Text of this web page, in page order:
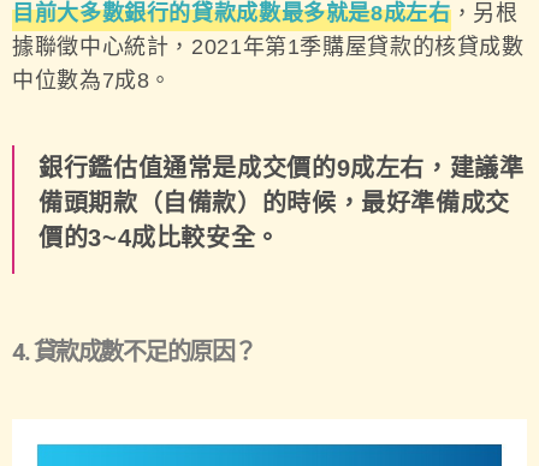
目前大多數銀行的貸款成數最多就是8成左右，另根
據聯徵中心統計，2021年第1季購屋貸款的核貸成數
中位數為7成8。
銀行鑑估值通常是成交價的9成左右，建議準
備頭期款（自備款）的時候，最好準備成交
價的3~4成比較安全。
4. 貸款成數不足的原因？